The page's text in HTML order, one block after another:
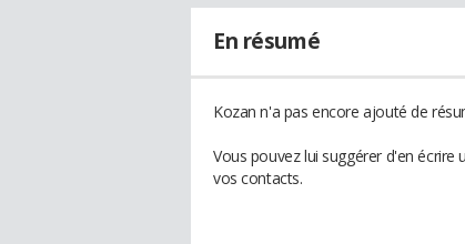
En résumé
Kozan n'a pas encore ajouté de
Vous pouvez lui suggérer d'en
vos contacts.